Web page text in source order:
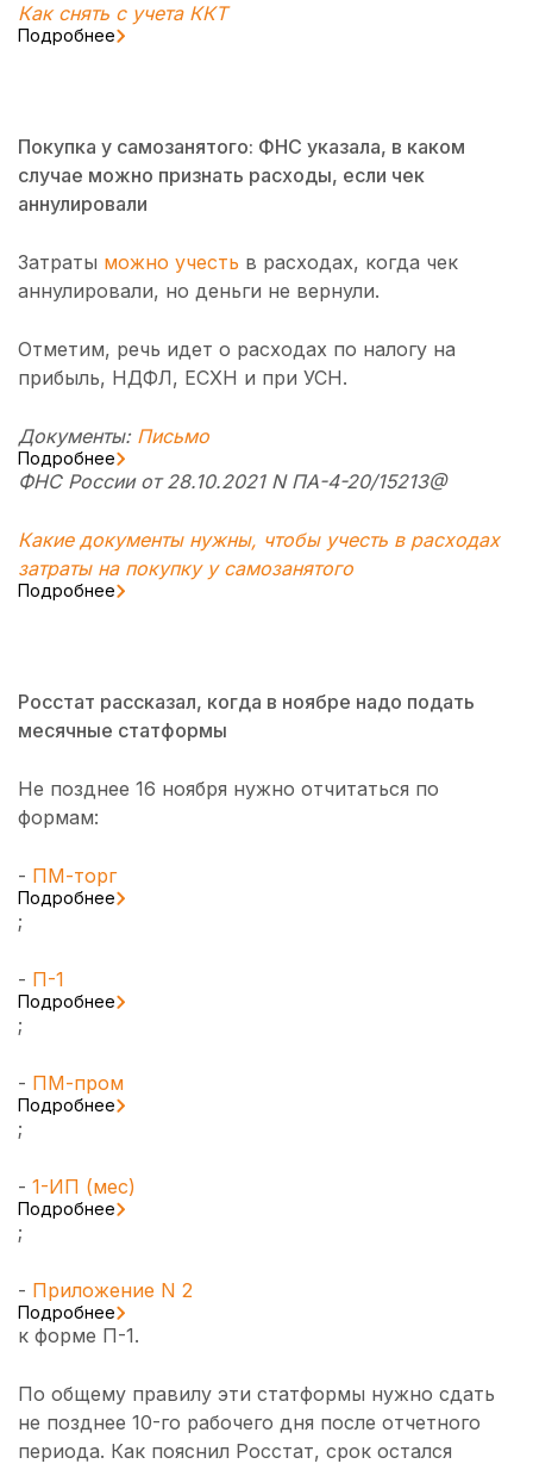
Как снять с учета ККТ
Подробнее
Покупка у самозанятого: ФНС указала, в каком
случае можно признать расходы, если чек
аннулировали
Затраты можно учесть в расходах, когда чек
аннулировали, но деньги не вернули.
Отметим, речь идет о расходах по налогу на
прибыль, НДФЛ, ЕСХН и при УСН.
Документы: Письмо
Подробнее
ФНС России от 28.10.2021 N ПА-4-20/15213@
Какие документы нужны, чтобы учесть в расходах
затраты на покупку у самозанятого
Подробнее
Росстат рассказал, когда в ноябре надо подать
месячные статформы
Не позднее 16 ноября нужно отчитаться по
формам:
- ПМ-торг
Подробнее
;
- П-1
Подробнее
;
- ПМ-пром
Подробнее
;
- 1-ИП (мес)
Подробнее
;
- Приложение N 2
Подробнее
к форме П-1.
По общему правилу эти статформы нужно сдать
не позднее 10-го рабочего дня после отчетного
периода. Как пояснил Росстат, срок остался